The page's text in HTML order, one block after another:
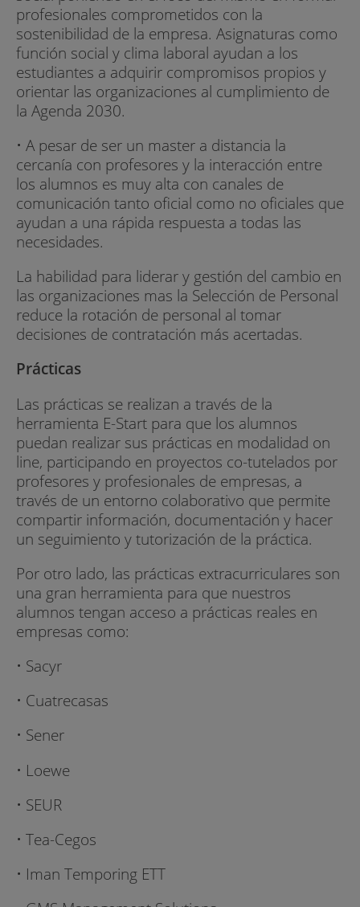
profesionales comprometidos con la
sostenibilidad de la empresa. Asignaturas como
función social y clima laboral ayudan a los
estudiantes a adquirir compromisos propios y
orientar las organizaciones al cumplimiento de
la Agenda 2030.
• A pesar de ser un master a distancia la
cercanía con profesores y la interacción entre
los alumnos es muy alta con canales de
comunicación tanto oficial como no oficiales que
ayudan a una rápida respuesta a todas las
necesidades.
La habilidad para liderar y gestión del cambio en
las organizaciones mas la Selección de Personal
reduce la rotación de personal al tomar
decisiones de contratación más acertadas.
Prácticas
Las prácticas se realizan a través de la
herramienta E-Start para que los alumnos
puedan realizar sus prácticas en modalidad on
line, participando en proyectos co-tutelados por
profesores y profesionales de empresas, a
través de un entorno colaborativo que permite
compartir información, documentación y hacer
un seguimiento y tutorización de la práctica.
Por otro lado, las prácticas extracurriculares son
una gran herramienta para que nuestros
alumnos tengan acceso a prácticas reales en
empresas como:
• Sacyr
• Cuatrecasas
• Sener
• Loewe
• SEUR
• Tea-Cegos
• Iman Temporing ETT